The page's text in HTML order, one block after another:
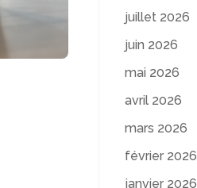
juillet 2026
juin 2026
mai 2026
avril 2026
mars 2026
février 2026
janvier 2026